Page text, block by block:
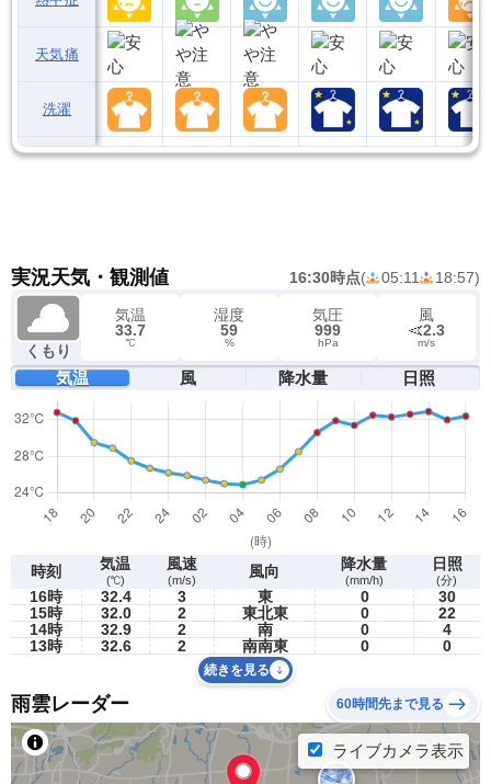
天気痛
洗濯
実況天気・観測値 16:30時点( 05:11 18:57)
くもり
気温
33.7
℃
湿度
59
%
気圧
999
hPa
風
2.3
m/s
気温 風 降水量 日照
時刻 気温
(℃)
風速
(m/s) 風向 降水量
(mm/h)
日照
(分)
16時 32.4 3 東 0
30
15時
32.0 2 東北東 0
22
14時
32.9 2 南 0
4
13時
32.6 2 南南東 0 0
続きを見る
雨雲レーダー 60時間先まで見る